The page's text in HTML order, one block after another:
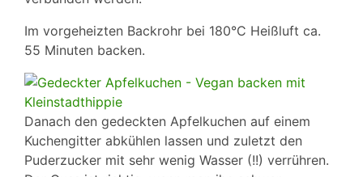
Im vorgeheizten Backrohr bei 180°C Heißluft ca.
55 Minuten backen.
Danach den gedeckten Apfelkuchen auf einem
Kuchengitter abkühlen lassen und zuletzt den
Puderzucker mit sehr wenig Wasser (!!) verrühren.